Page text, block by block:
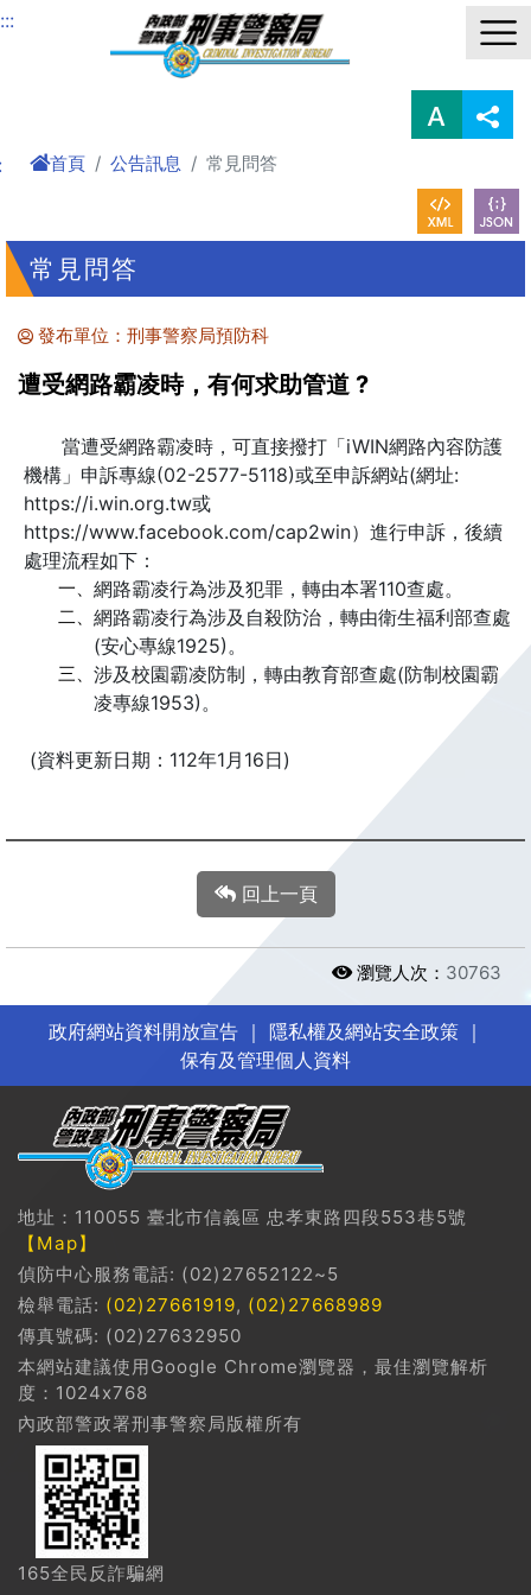
進入內容區塊
:::
首頁 公告訊息 常見問答
常見問答
發布單位：刑事警察局預防科
遭受網路霸凌時，有何求助管道 ?
當遭受網路霸凌時，可直接撥打「iWIN網路內容防護
機構」申訴專線(02-2577-5118)或至申訴網站(網址:
https://i.win.org.tw或
https://www.facebook.com/cap2win）進行申訴，後續
處理流程如下：
一、 網路霸凌行為涉及犯罪，轉由本署110查處。
二、 網路霸凌行為涉及自殺防治，轉由衛生福利部查處
(安心專線1925)。
三、 涉及校園霸凌防制，轉由教育部查處(防制校園霸
凌專線1953)。
(資料更新日期：112年1月16日)
回上一頁
瀏覽人次： 30763
政府網站資料開放宣告｜ 隱私權及網站安全政策｜
保有及管理個人資料
地址：110055 臺北市信義區 忠孝東路四段553巷5號
【Map】
偵防中心服務電話: (02)27652122~5
檢舉電話: (02)27661919, (02)27668989
傳真號碼: (02)27632950
本網站建議使用Google Chrome瀏覽器，最佳瀏覽解析
度：1024x768
內政部警政署刑事警察局版權所有
165全民反詐騙網